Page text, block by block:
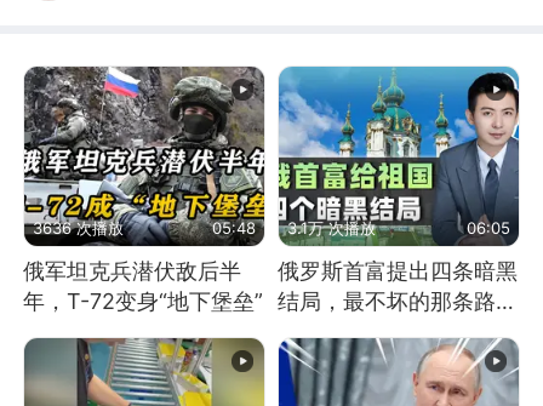
3636 次播放 05:48
俄军坦克兵潜伏敌后半
年，T-72变身“地下堡垒”
3.1万 次播放 06:05
俄罗斯首富提出四条暗黑
结局，最不坏的那条路是
通向东方